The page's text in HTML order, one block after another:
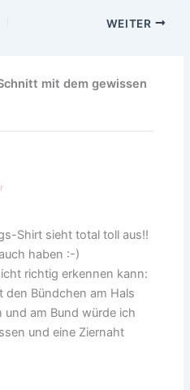
WEITER
mit dem gewissen
Shirt sieht total toll aus!!
haben :-)
richtig erkennen kann:
den Bündchen am Hals
und am Bund würde ich
und eine Ziernaht